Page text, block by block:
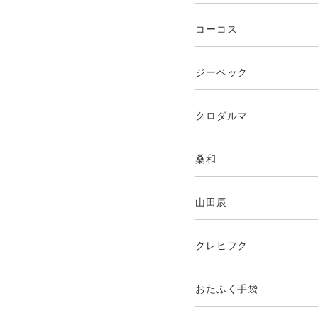
コーコス
ジーベック
クロダルマ
桑和
山田辰
クレヒフク
おたふく手袋